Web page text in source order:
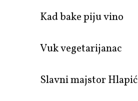
Kad bake piju vino
Vuk vegetarijanac
Slavni majstor Hlapić